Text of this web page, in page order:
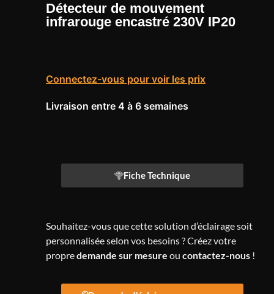
Détecteur de mouvement
infrarouge encastré 230V IP20
Connectez-vous pour voir les prix
Livraison entre 4 à 6 semaines
Fiche Technique
Souhaitez-vous que cette solution d’éclairage soit
personnalisée selon vos besoins ? Créez votre
propredemande sur mesure ou contactez-nous !